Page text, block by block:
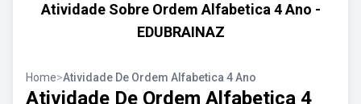
Atividade Sobre Ordem Alfabetica 4 Ano -
EDUBRAINAZ
Home>Atividade De Ordem Alfabetica 4 Ano
Atividade De Ordem Alfabetica 4